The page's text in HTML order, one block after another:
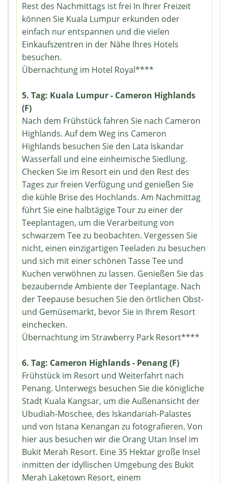
Rest des Nachmittags ist frei In Ihrer Freizeit
können Sie Kuala Lumpur erkunden oder
einfach nur entspannen und die vielen
Einkaufszentren in der Nähe Ihres Hotels
besuchen.
Übernachtung im Hotel Royal****
5. Tag: Kuala Lumpur - Cameron Highlands
(F)
Nach dem Frühstück fahren Sie nach Cameron
Highlands. Auf dem Weg ins Cameron
Highlands besuchen Sie den Lata Iskandar
Wasserfall und eine einheimische Siedlung.
Checken Sie im Resort ein und den Rest des
Tages zur freien Verfügung und genießen Sie
die kühle Brise des Hochlands. Am Nachmittag
führt Sie eine halbtägige Tour zu einer der
Teeplantagen, um die Verarbeitung von
schwarzem Tee zu beobachten. Vergessen Sie
nicht, einen einzigartigen Teeladen zu besuchen
und sich mit einer schönen Tasse Tee und
Kuchen verwöhnen zu lassen. Genießen Sie das
bezaubernde Ambiente der Teeplantage. Nach
der Teepause besuchen Sie den örtlichen Obst-
und Gemüsemarkt, bevor Sie in Ihrem Resort
einchecken.
Übernachtung im Strawberry Park Resort****
6. Tag: Cameron Highlands - Penang (F)
Frühstück im Resort und Weiterfahrt nach
Penang. Unterwegs besuchen Sie die königliche
Stadt Kuala Kangsar, um die Außenansicht der
Ubudiah-Moschee, des Iskandariah-Palastes
und von Istana Kenangan zu fotografieren. Von
hier aus besuchen wir die Orang Utan Insel im
Bukit Merah Resort. Eine 35 Hektar große Insel
inmitten der idyllischen Umgebung des Bukit
Merah Laketown Resort, einem